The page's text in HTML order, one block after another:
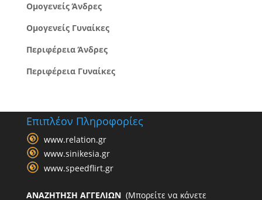
Ομογενείς Άνδρες
Ομογενείς Γυναίκες
Περιφέρεια Άνδρες
Περιφέρεια Γυναίκες
Επιπλέον Πληροφορίες
www.relation.gr
www.sinikesia.gr
www.speedflirt.gr
ΑΝΑΖΗΤΗΣΗ ΑΓΓΕΛΙΩΝ(Μπορείτε να κάνετε